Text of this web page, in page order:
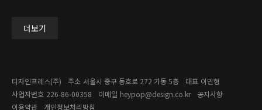
더보기
디자인프레스(주) 주소 서울시 중구 동호로 272 가동 5층 대표 이민형
사업자번호 226-86-00358​ 이메일 heypop@design.co.kr
공지사항
이용약관
개인정보처리방침